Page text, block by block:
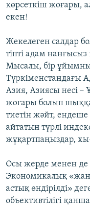
көрсеткіш жоғары,
екен!
Жекелеген салдар
тіпті адам
Мысалы, бір
Түркіменстандағы
Азия, Азиясы несі
жоғары болып
тиетін жәйт,
айтатын түрлі
жұқартпаңыздар,
Осы жерде менен де
Экономикалық
астық өндірілді»
объективтілігі